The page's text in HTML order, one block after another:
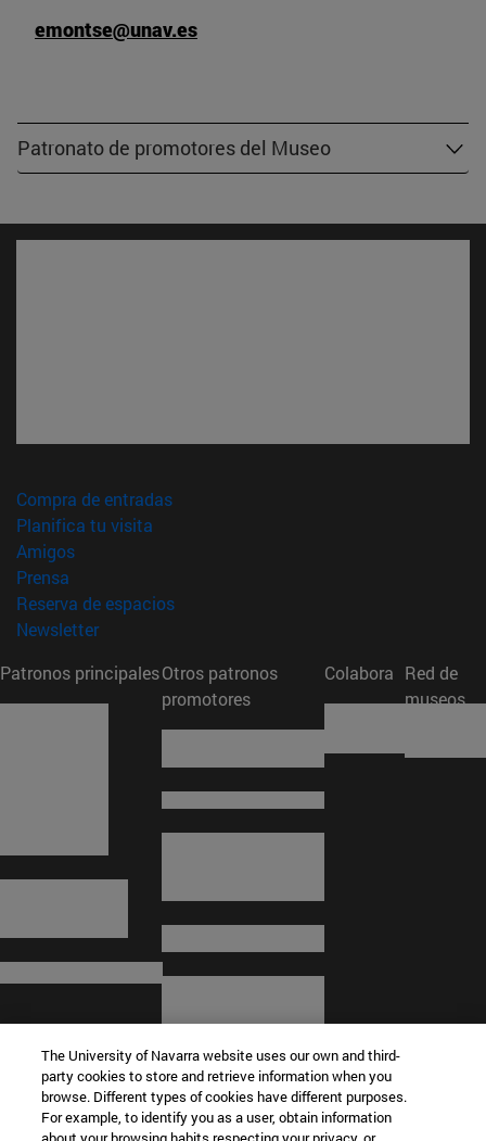
emontse@unav.es
Patronato de promotores del Museo
Compra de entradas(abre en nueva ventana)
Planifica tu visita
Amigos(abre en nueva ventana)
Prensa
Reserva de espacios(abre en nueva ventana)
Newsletter(abre en nueva ventana)
Patronos principalesOtros patronos
promotores
Colabora Red de
museos
The University of Navarra website uses our own and third-
party cookies to store and retrieve information when you
browse. Different types of cookies have different purposes.
For example, to identify you as a user, obtain information